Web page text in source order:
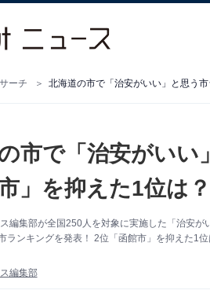
ーチ 北海道の市で「治安がいい」と思う
市で「治安がい
市」を抑えた1位は
編集部が全国250人を対象に実施した「治安
ランキングを発表！ 2位「函館市」を抑えた1位
編集部